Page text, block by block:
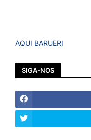
AQUI BARUERI
SIGA-NOS